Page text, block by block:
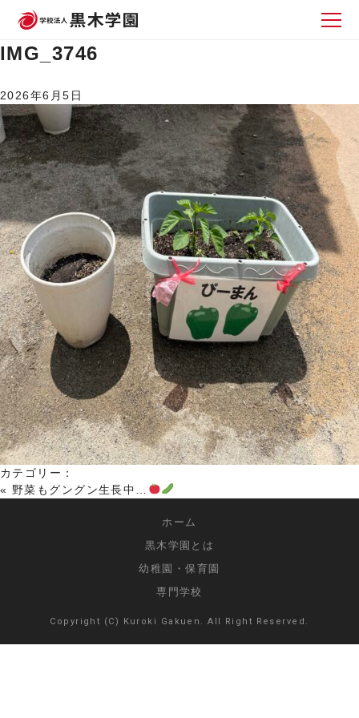
IMG_3746
2026年6月5日
カテゴリー：
« 野菜もグングン生長中…
ホーム
黒木学園とは
幼稚園・保育園
専門学校
Copyright (C) Kuroki Gakuen. All Right Reserved.